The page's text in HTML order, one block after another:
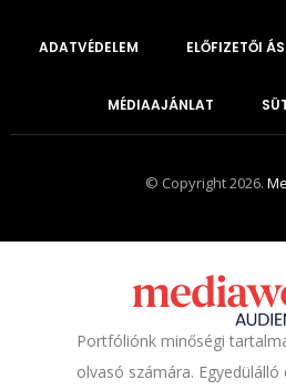
ADATVÉDELEM ELŐFIZETŐI
MÉDIAAJÁNLAT
© Copyright 2026.
Portfóliónk minőségi
olvasó számára.